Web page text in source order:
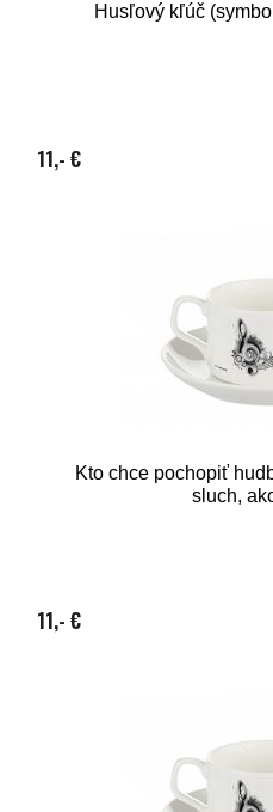
Husľový kľúč
11,- €
Kto chce pochopiť
sluch,
11,- €